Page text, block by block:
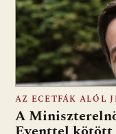
AZ ECETFÁK ALÓL
A